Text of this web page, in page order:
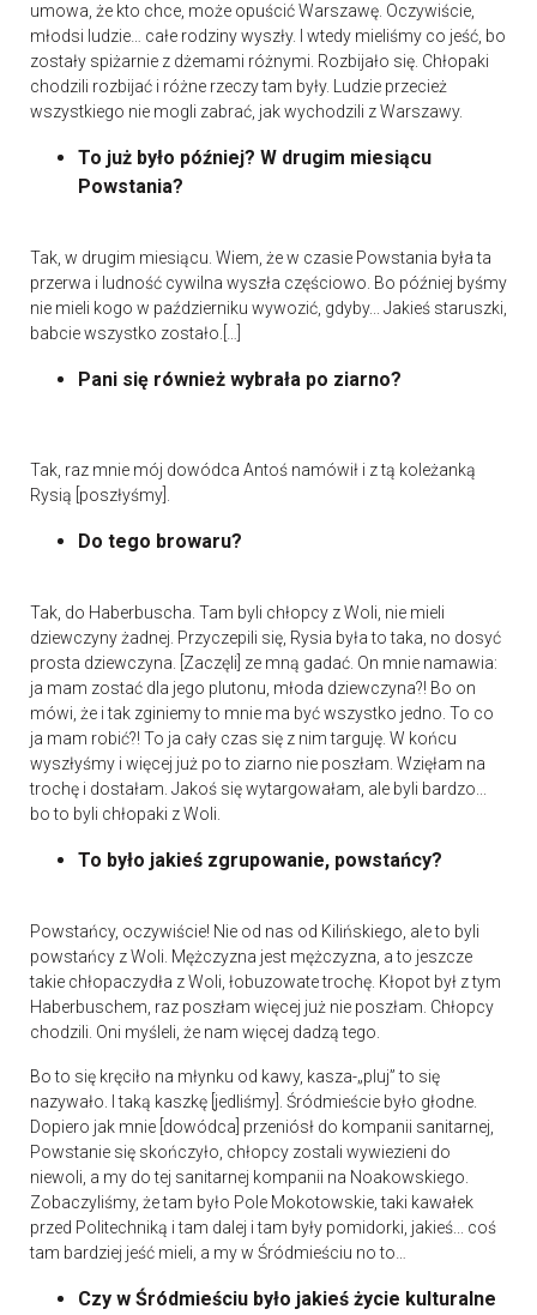
umowa, że kto chce, może opuścić Warszawę. Oczywiście,
młodsi ludzie… całe rodziny wyszły. I wtedy mieliśmy co jeść, bo
zostały spiżarnie z dżemami różnymi. Rozbijało się. Chłopaki
chodzili rozbijać i różne rzeczy tam były. Ludzie przecież
wszystkiego nie mogli zabrać, jak wychodzili z Warszawy.
To już było później? W drugim miesiącu
Powstania?
Tak, w drugim miesiącu. Wiem, że w czasie Powstania była ta
przerwa i ludność cywilna wyszła częściowo. Bo później byśmy
nie mieli kogo w październiku wywozić, gdyby... Jakieś staruszki,
babcie wszystko zostało.[…]
Pani się również wybrała po ziarno?
Tak, raz mnie mój dowódca Antoś namówił i z tą koleżanką
Rysią [poszłyśmy].
Do tego browaru?
Tak, do Haberbuscha. Tam byli chłopcy z Woli, nie mieli
dziewczyny żadnej. Przyczepili się, Rysia była to taka, no dosyć
prosta dziewczyna. [Zaczęli] ze mną gadać. On mnie namawia:
ja mam zostać dla jego plutonu, młoda dziewczyna?! Bo on
mówi, że i tak zginiemy to mnie ma być wszystko jedno. To co
ja mam robić?! To ja cały czas się z nim targuję. W końcu
wyszłyśmy i więcej już po to ziarno nie poszłam. Wzięłam na
trochę i dostałam. Jakoś się wytargowałam, ale byli bardzo...
bo to byli chłopaki z Woli.
To było jakieś zgrupowanie, powstańcy?
Powstańcy, oczywiście! Nie od nas od Kilińskiego, ale to byli
powstańcy z Woli. Mężczyzna jest mężczyzna, a to jeszcze
takie chłopaczydła z Woli, łobuzowate trochę. Kłopot był z tym
Haberbuschem, raz poszłam więcej już nie poszłam. Chłopcy
chodzili. Oni myśleli, że nam więcej dadzą tego.
Bo to się kręciło na młynku od kawy, kasza-„pluj” to się
nazywało. I taką kaszkę [jedliśmy]. Śródmieście było głodne.
Dopiero jak mnie [dowódca] przeniósł do kompanii sanitarnej,
Powstanie się skończyło, chłopcy zostali wywiezieni do
niewoli, a my do tej sanitarnej kompanii na Noakowskiego.
Zobaczyliśmy, że tam było Pole Mokotowskie, taki kawałek
przed Politechniką i tam dalej i tam były pomidorki, jakieś... coś
tam bardziej jeść mieli, a my w Śródmieściu no to…
Czy w Śródmieściu było jakieś życie kulturalne